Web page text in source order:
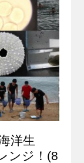
洋生
ンジ！(8